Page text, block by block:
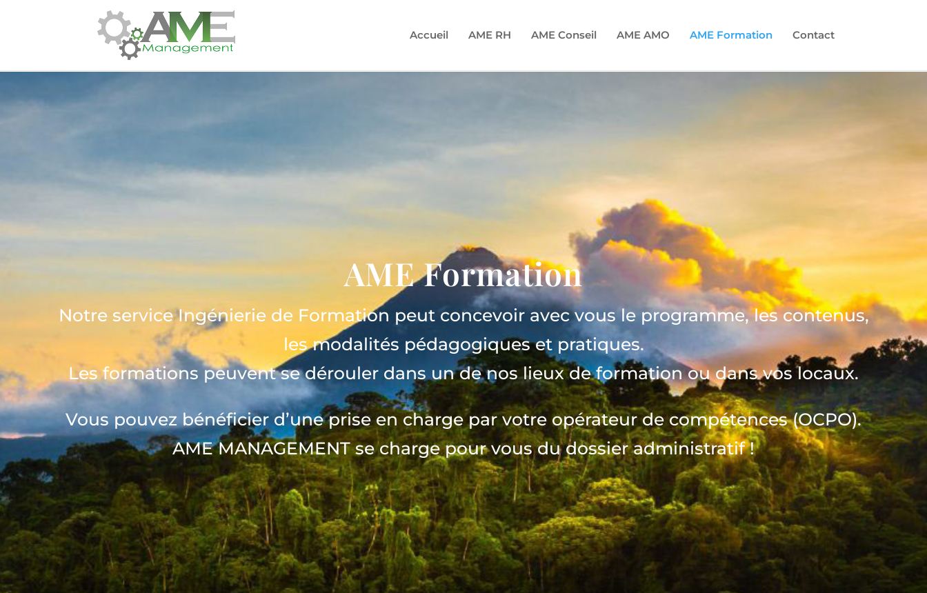
Accueil AME RH AME Conseil AME AMO AME Formation Contact
AME Formation
Notre serviceIngénierie de Formation peut concevoir avecvous le programme, les contenus,
lesmodalités pédagogiques et pratiques.
Les formations peuvent se dérouler dans un de nos lieux de formation oudans vos locaux.
Vous pouvez bénéficier d’une prise en charge par votre opérateur de compétences (OCPO).
AME MANAGEMENT se charge pour vous du dossier administratif !